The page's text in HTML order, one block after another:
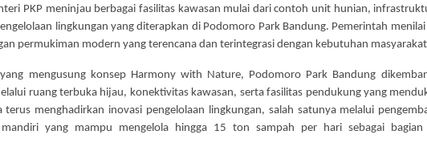
PKP meninjau berbagai fasilitas kawasan mulai dari contoh unit hunian,
lingkungan yang diterapkan di Podomoro Park Bandung. Pemerintah
permukiman modern yang terencana dan terintegrasi dengan kebutuhan
mengusung konsep Harmony with Nature, Podomoro Park Bandung
ruang terbuka hijau, konektivitas kawasan, serta fasilitas pendukung yang
terus menghadirkan inovasi pengelolaan lingkungan, salah satunya melalui
mandiri yang mampu mengelola hingga 15 ton sampah per hari sebagai